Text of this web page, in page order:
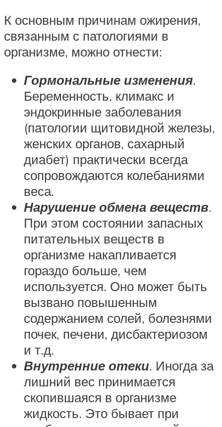
К основным причинам ожирения,
связанным с патологиями в
организме, можно отнести:
Гормональные изменения.
Беременность, климакс и
эндокринные заболевания
(патологии щитовидной железы,
женских органов, сахарный
диабет) практически всегда
сопровождаются колебаниями
веса.
Нарушение обмена веществ.
При этом состоянии запасных
питательных веществ в
организме накапливается
гораздо больше, чем
используется. Оно может быть
вызвано повышенным
содержанием солей, болезнями
почек, печени, дисбактериозом
и т.д.
Внутренние отеки. Иногда за
лишний вес принимается
скопившаяся в организме
жидкость. Это бывает при